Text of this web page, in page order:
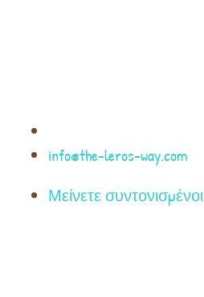
info@the-leros-way.com
Μείνετε συντονισμένοι